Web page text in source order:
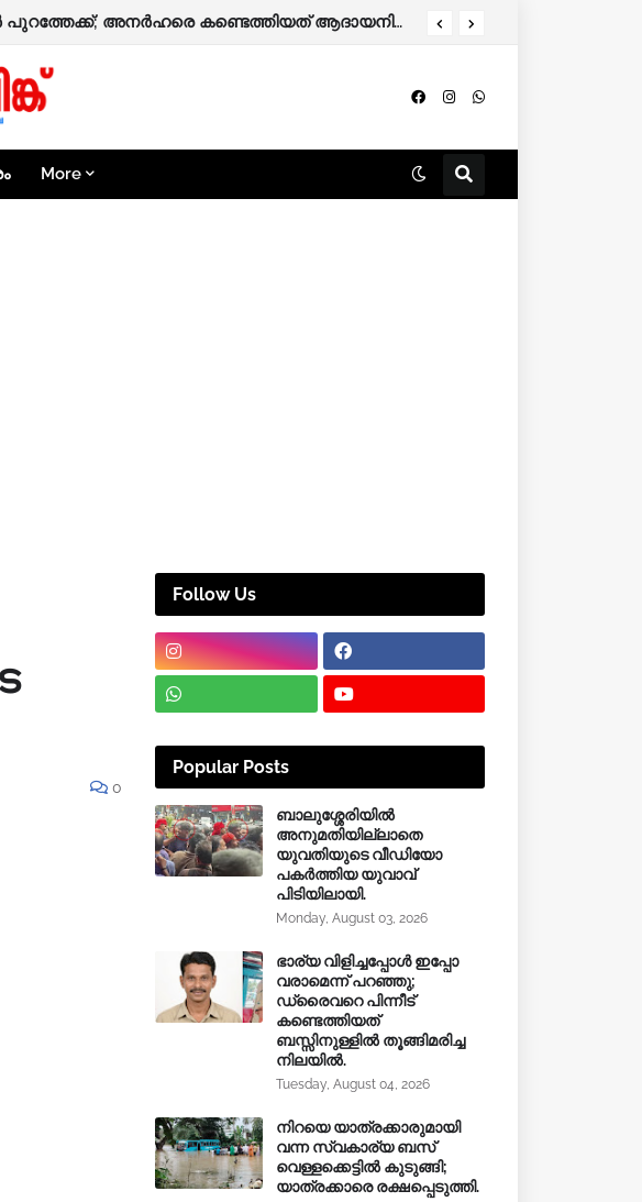
കേരളത്തിൽ 86,000 മുൻഗണനാ റേഷൻ കാർഡുകാർ പുറത്തേക്ക്; അനർഹരെ കണ്ടെത്തിയത് ആദായനികുതി റിട്ടേൺ പരിശോധിച്ച്.
രൂപ ധനസഹായത്തിന് അപേക്ഷിക്കാം.
More
0
Follow Us
Popular Posts
ബാലുശ്ശേരിയിൽ
അനുമതിയില്ലാതെ
യുവതിയുടെ വീഡിയോ
പകർത്തിയ യുവാവ്
പിടിയിലായി.
Monday, August 03, 2026
ഭാര്യ വിളിച്ചപ്പോള്‍ ഇപ്പോ
വരാമെന്ന് പറഞ്ഞു;
ഡ്രൈവറെ പിന്നീട്
കണ്ടെത്തിയത്
ബസ്സിനുള്ളില്‍ തൂങ്ങിമരിച്ച
നിലയിൽ.
Tuesday, August 04, 2026
നിറയെ യാത്രക്കാരുമായി
വന്ന സ്വകാര്യ ബസ്
വെള്ളക്കെട്ടിൽ കുടുങ്ങി;
യാത്രക്കാരെ രക്ഷപ്പെടുത്തി.